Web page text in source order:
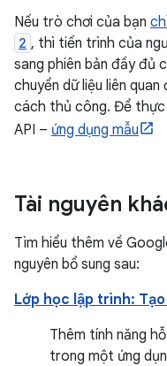
Nếu trò chơi của bạn
2 , thì tiến trình của
sang phiên bản đầy đủ
chuyển dữ liệu liên
cách thủ công. Để thực
API – ứng dụng mẫu
Tài nguyên
Tìm hiểu thêm về
nguyên bổ sung sau:
Lớp học lập trình:
Thêm tính năng
trong một ứng